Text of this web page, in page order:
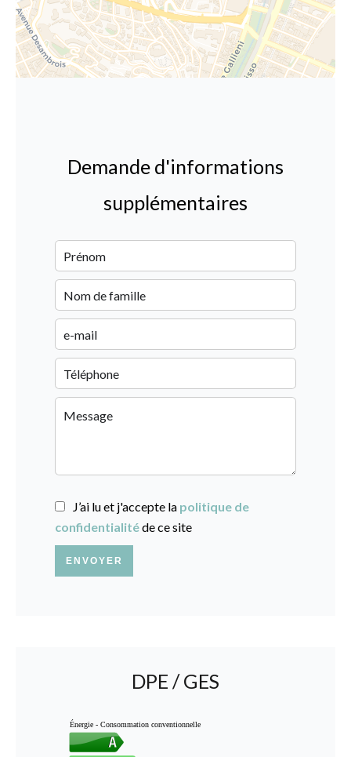
Demande d'informations
supplémentaires
J’ai lu et j'accepte la politique de
confidentialitéde ce site
ENVOYER
DPE / GES
Énergie - Consommation conventionnelle